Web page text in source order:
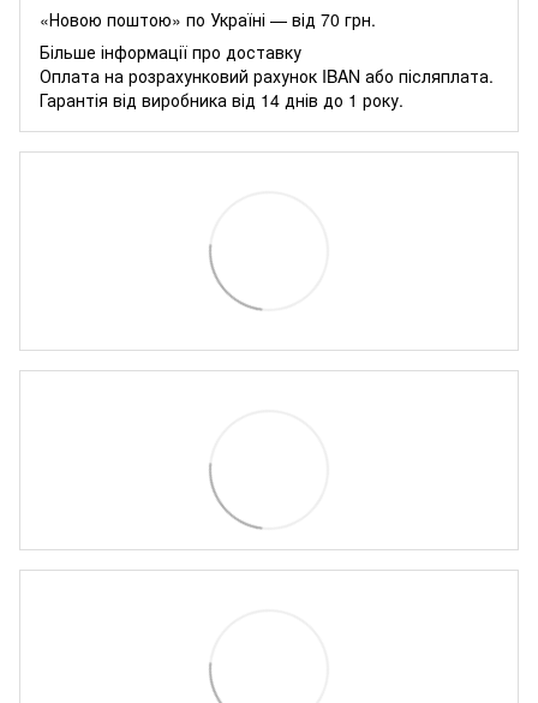
«Новою поштою» по Україні — від 70 грн.
Більше інформації про доставку
Оплата на розрахунковий рахунок IBAN або післяплата.
Гарантія від виробника від 14 днів до 1 року.